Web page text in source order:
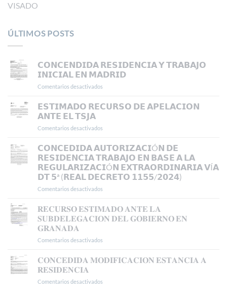
VISADO
ÚLTIMOS POSTS
𝗖𝗢𝗡𝗖𝗘𝗡𝗗𝗜𝗗𝗔 𝗥𝗘𝗦𝗜𝗗𝗘𝗡𝗖𝗜𝗔 𝗬 𝗧𝗥𝗔𝗕𝗔𝗝𝗢
𝗜𝗡𝗜𝗖𝗜𝗔𝗟 𝗘𝗡 𝗠𝗔𝗗𝗥𝗜𝗗
Comentarios desactivados
𝗥𝗘𝗦𝗜𝗗𝗘𝗡𝗖𝗜𝗔
𝗠𝗔𝗗𝗥𝗜𝗗
𝗘𝗦𝗧𝗜𝗠𝗔𝗗𝗢 𝗥𝗘𝗖𝗨𝗥𝗦𝗢 𝗗𝗘 𝗔𝗣𝗘𝗟𝗔𝗖𝗜𝗢𝗡
𝗔𝗡𝗧𝗘 𝗘𝗟 𝗧𝗦𝗝𝗔
Comentarios desactivados
𝗥𝗘𝗖𝗨𝗥𝗦𝗢
𝗗𝗘
𝗔𝗣𝗘𝗟𝗔𝗖𝗜𝗢𝗡
𝗔𝗡𝗧𝗘
𝗘𝗟
𝗖𝗢𝗡𝗖𝗘𝗗𝗜𝗗𝗔 𝗔𝗨𝗧𝗢𝗥𝗜𝗭𝗔𝗖𝗜Ó𝗡 𝗗𝗘
𝗥𝗘𝗦𝗜𝗗𝗘𝗡𝗖𝗜𝗔 𝗧𝗥𝗔𝗕𝗔𝗝𝗢 𝗘𝗡 𝗕𝗔𝗦𝗘 𝗔 𝗟𝗔
𝗥𝗘𝗚𝗨𝗟𝗔𝗥𝗜𝗭𝗔𝗖𝗜Ó𝗡 𝗘𝗫𝗧𝗥𝗔𝗢𝗥𝗗𝗜𝗡𝗔𝗥𝗜𝗔 𝗩Í𝗔
𝗗𝗧 𝟱ª (𝗥𝗘𝗔𝗟 𝗗𝗘𝗖𝗥𝗘𝗧𝗢 𝟭𝟭𝟱𝟱/𝟮𝟬𝟮𝟰)
Comentarios desactivados
𝗔𝗨𝗧𝗢𝗥𝗜𝗭𝗔𝗖𝗜Ó𝗡
𝗗𝗘
𝗥𝗘𝗦𝗜𝗗𝗘𝗡𝗖𝗜𝗔
𝗔
𝐑𝐄𝐂𝐔𝐑𝐒𝐎 𝐄𝐒𝐓𝐈𝐌𝐀𝐃𝐎 𝐀𝐍𝐓𝐄 𝐋𝐀
𝐒𝐔𝐁𝐃𝐄𝐋𝐄𝐆𝐀𝐂𝐈𝐎𝐍 𝐃𝐄𝐋 𝐆𝐎𝐁𝐈𝐄𝐑𝐍𝐎 𝐄𝐍
𝐆𝐑𝐀𝐍𝐀𝐃𝐀
Comentarios desactivados
𝐄𝐒𝐓𝐈𝐌𝐀𝐃𝐎
𝐂𝐎𝐍𝐂𝐄𝐃𝐈𝐃𝐀 𝐌𝐎𝐃𝐈𝐅𝐈𝐂𝐀𝐂𝐈𝐎𝐍 𝐄𝐒𝐓𝐀𝐍𝐂𝐈𝐀 𝐀
𝐑𝐄𝐒𝐈𝐃𝐄𝐍𝐂𝐈𝐀
Comentarios desactivados